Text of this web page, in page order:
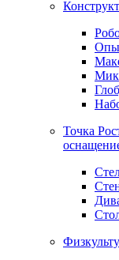
Точка